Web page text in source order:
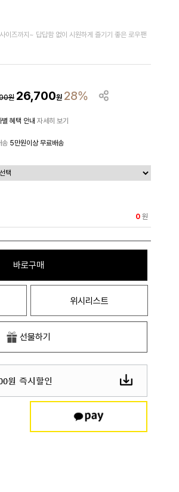
이즈까지~ 답답함 없이 시원하게 즐기기 좋은 로우팬
원 26,700원 28%
혜택 안내 자세히 보기
송 5만원이상 무료배송
0 원
바로구매
위시리스트
선물하기